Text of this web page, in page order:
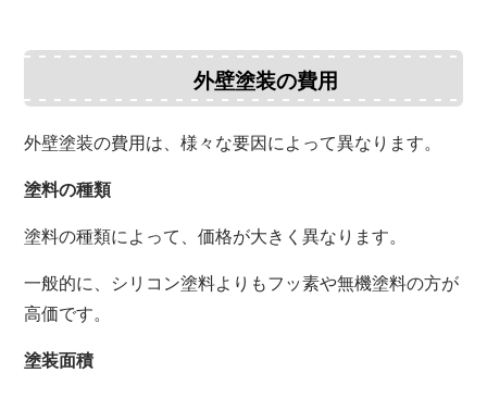
外壁塗装の費用
外壁塗装の費用は、様々な要因によって異なります。
塗料の種類
塗料の種類によって、価格が大きく異なります。
一般的に、シリコン塗料よりもフッ素や無機塗料の方が
高価です。
塗装面積